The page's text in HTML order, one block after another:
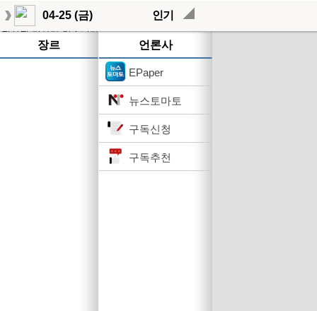
04-25 (금) 인기
장르 언론사
EPaper
뉴스토마토
구독신청
구독추천
작성된 기사가 없습니다.